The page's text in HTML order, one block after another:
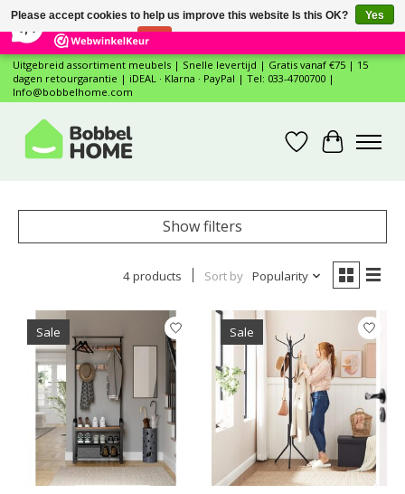
12 Reviews ×
Uitgebreid assortiment meubels | Snelle levertijd | Gratis vanaf €75 | 15
dagen retourgarantie | iDEAL · Klarna · PayPal | Tel: 033-4700700 |
Info@bobbelhome.com
WishlistCart
Show filters
4 products Sort by Popularity
Sale Sale
Please accept cookies to help us improve this website Is this OK?
Yes
No